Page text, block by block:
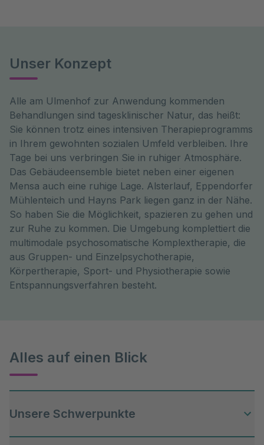
Unser Konzept
Alle am Ulmenhof zur Anwendung kommenden
Behandlungen sind tagesklinischer Natur, das heißt:
Sie können trotz eines intensiven Therapieprogramms
in Ihrem gewohnten sozialen Umfeld verbleiben. Ihre
Tage bei uns verbringen Sie in ruhiger Atmosphäre.
Das Gebäudeensemble bietet neben einer eigenen
Mensa auch eine ruhige Lage. Alsterlauf, Eppendorfer
Mühlenteich und Hayns Park liegen ganz in der Nähe.
So haben Sie die Möglichkeit, spazieren zu gehen und
zur Ruhe zu kommen. Die Umgebung komplettiert die
multimodale psychosomatische Komplextherapie, die
aus Gruppen- und Einzelpsychotherapie,
Körpertherapie, Sport- und Physiotherapie sowie
Entspannungsverfahren besteht.
Alles auf einen Blick
Unsere Schwerpunkte